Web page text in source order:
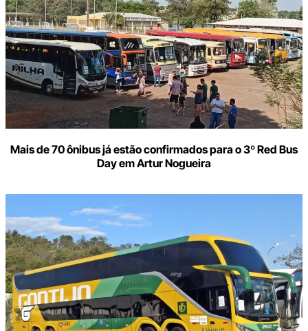
Mais de 70 ônibus já estão confirmados para o 3º Red Bus
Day em Artur Nogueira